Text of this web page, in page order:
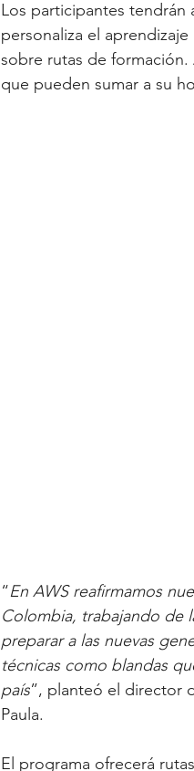
Los participantes tendrán
personaliza el
sobre rutas de
que pueden sumar a su
“En AWS reafirmamos
Colombia, trabajando de
preparar a las nuevas
técnicas como blandas
país”, planteó el director
Paula.
El programa ofrecerá